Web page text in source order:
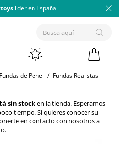
lider en España
Fundas de Pene / Fundas Realistas
sin stocken la tienda. Esperamos
tiempo. Si quieres conocer su
en contacto con nosotros a
.